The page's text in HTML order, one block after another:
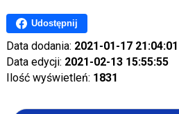
Udostępnij
Data dodania: 2021-01-17 21:04:01
Data edycji: 2021-02-13 15:55:55
Ilość wyświetleń: 1831